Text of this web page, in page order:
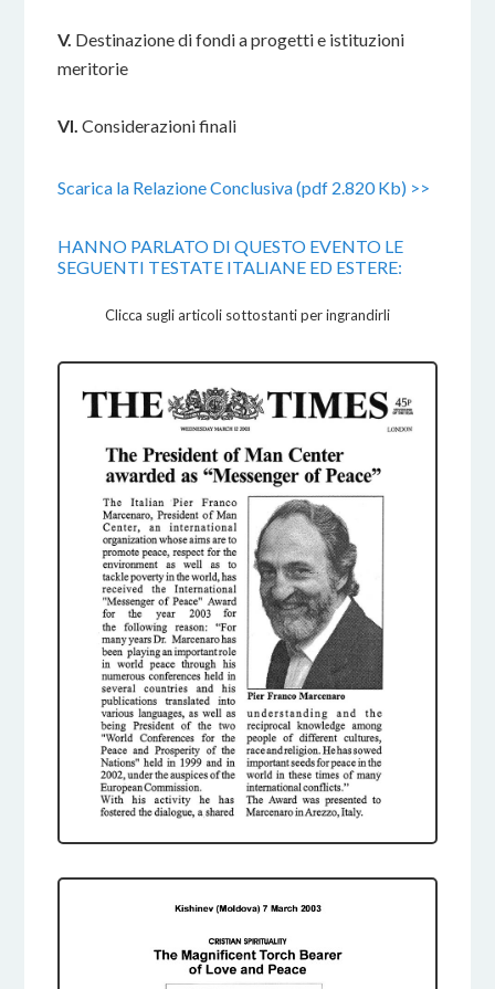
V. Destinazione di fondi a progetti e istituzioni
meritorie
VI. Considerazioni finali
Scarica la Relazione Conclusiva (pdf 2.820 Kb) >>
HANNO PARLATO DI QUESTO EVENTO LE
SEGUENTI TESTATE ITALIANE ED ESTERE:
Clicca sugli articoli sottostanti per ingrandirli